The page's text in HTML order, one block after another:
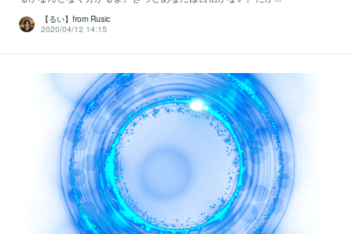
【るい】from Rusic
2020/04/12 14:15